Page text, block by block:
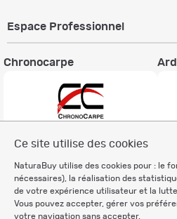
Ce site utilise des cookies
NaturaBuy utilise des cookies pour : le
nécessaires), la réalisation des
de votre expérience utilisateur et la
Vous pouvez accepter, gérer vos
votre navigation sans accepter.
Espace Professionnel
Chronocarpe
Charte éthique
Mentions légales
Règlement & Conditions d'utilisation